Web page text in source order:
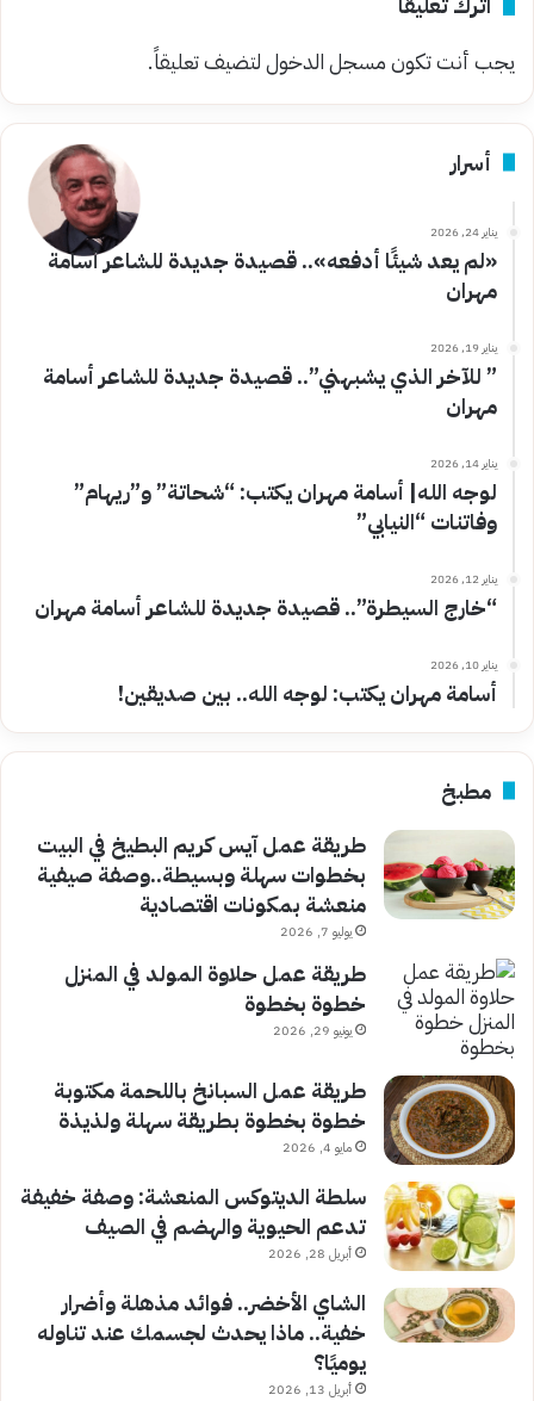
يجب أنت تكونمسجل الدخوللتضيف تعليقاً.
أسرار
يناير 24, 2026
«لم يعد شيئًا أدفعه».. قصيدة جديدة للشاعر أسامة
مهران
يناير 19, 2026
” للآخر الذي يشبهني”.. قصيدة جديدة للشاعر أسامة
مهران
يناير 14, 2026
لوجه الله| أسامة مهران يكتب: “شحاتة” و”ريهام”
وفاتنات “النيابي”
يناير 12, 2026
“خارج السيطرة”.. قصيدة جديدة للشاعر أسامة مهران
يناير 10, 2026
أسامة مهران يكتب: لوجه الله.. بين صديقين!
مطبخ
طريقة عمل آيس كريم البطيخ في البيت
بخطوات سهلة وبسيطة..وصفة صيفية
منعشة بمكونات اقتصادية
يوليو 7, 2026
طريقة عمل حلاوة المولد في المنزل
خطوة بخطوة
يونيو 29, 2026
طريقة عمل السبانخ باللحمة مكتوبة
خطوة بخطوة بطريقة سهلة ولذيذة
مايو 4, 2026
سلطة الديتوكس المنعشة: وصفة خفيفة
تدعم الحيوية والهضم في الصيف
أبريل 28, 2026
الشاي الأخضر.. فوائد مذهلة وأضرار
خفية.. ماذا يحدث لجسمك عند تناوله
يوميًا؟
أبريل 13, 2026